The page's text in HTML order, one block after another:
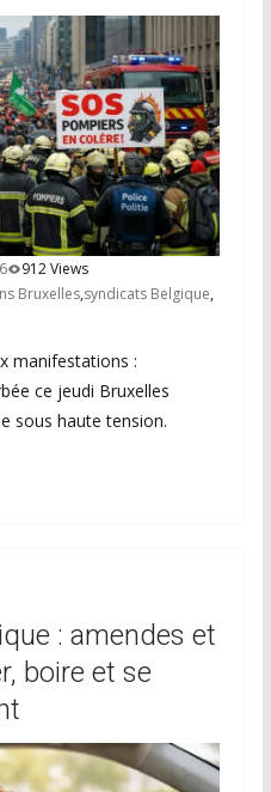
912 Views
Bruxelles,syndicats Belgique,
manifestations :
ce jeudi Bruxelles
sous haute tension.
: amendes et
boire et se